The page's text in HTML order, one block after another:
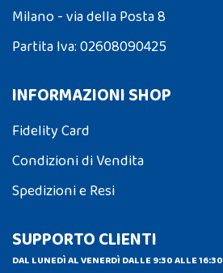
Milano - via della Posta 8
Partita Iva: 02608090425
INFORMAZIONI SHOP
Fidelity Card
Condizioni di Vendita
Spedizioni e Resi
SUPPORTO CLIENTI
DAL LUNEDÌ AL VENERDÌ DALLE 9:30 ALLE 16:30